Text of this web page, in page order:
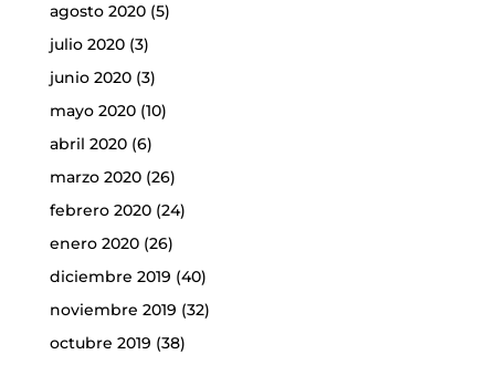
agosto 2020(5)
julio 2020(3)
junio 2020(3)
mayo 2020(10)
abril 2020(6)
marzo 2020(26)
febrero 2020(24)
enero 2020(26)
diciembre 2019 (40)
noviembre 2019 (32)
octubre 2019 (38)